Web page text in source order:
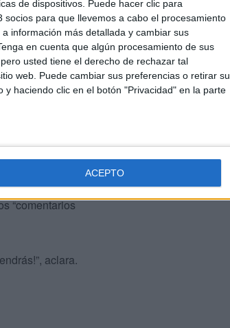
de dispositivos. Puede hacer clic para
para que llevemos a cabo el procesamiento
información más detallada y cambiar sus
en cuenta que algún procesamiento de sus
usted tiene el derecho de rechazar tal
web. Puede cambiar sus preferencias o retirar su
haciendo clic en el botón "Privacidad" en la parte
ACEPTO
reacciones y en
“comentarios
aclara.